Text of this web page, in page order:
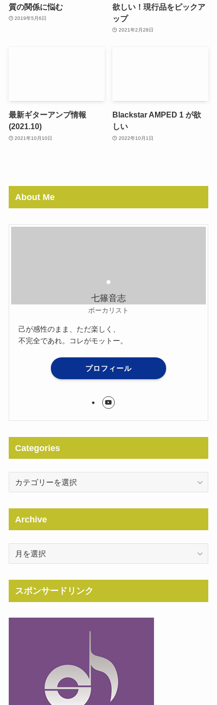
質の関係に悩む
2019年5月6日
欲しい！現行品をピックア
ップ
2021年2月28日
最新ギターアンプ情報
(2021.10)
2021年10月10日
Blackstar AMPED 1 が欲
しい
2022年10月1日
About Me
七篠音志
ボーカリスト
己が感性のまま、ただ楽しく、
不完全であれ。コレがモットー。
プロフィール
Categories
Categories
Archive
Archive
スポンサードリンク